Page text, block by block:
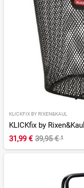
KLICKFIX BY RIXEN&KAUL
KLICKfix by
31,99 € 39,95 €¹